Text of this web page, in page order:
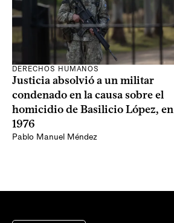
DERECHOS HUMANOS
Justicia absolvió a un militar
condenado en la causa sobre el
homicidio de Basilicio López, en
1976
Pablo Manuel Méndez